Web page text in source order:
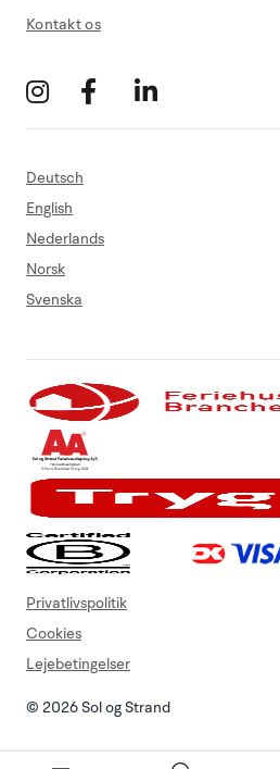
Kontakt os
Deutsch
English
Nederlands
Norsk
Svenska
© 2026 Sol og Strand
Privatlivspolitik
Cookies
Lejebetingelser